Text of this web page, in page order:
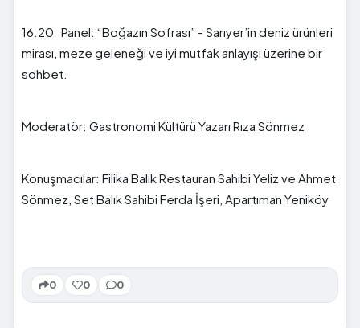
16.20 Panel: “Boğazın Sofrası” - Sarıyer’in deniz ürünleri
mirası, meze geleneği ve iyi mutfak anlayışı üzerine bir
sohbet.
Moderatör: Gastronomi Kültürü Yazarı Rıza Sönmez
Konuşmacılar: Filika Balık Restauran Sahibi Yeliz ve Ahmet
Sönmez, Set Balık Sahibi Ferda İşeri, Apartıman Yeniköy
0 0 0